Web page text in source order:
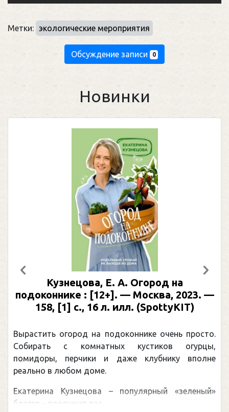
Метки: экологические мероприятия
Обсуждение записи 0
Новинки
Кузнецова, Е. А. Огород на
подоконнике : [12+]. — Москва, 2023. —
158, [1] с., 16 л. илл. (SpottyKIT)
Вырастить огород на подоконнике очень просто.
Собирать с комнатных кустиков огурцы,
помидоры, перчики и даже клубнику вполне
реально в любом доме.
Екатерина Кузнецова – популярный «зеленый»
блогер – вооружит вас ...
Предыдущий